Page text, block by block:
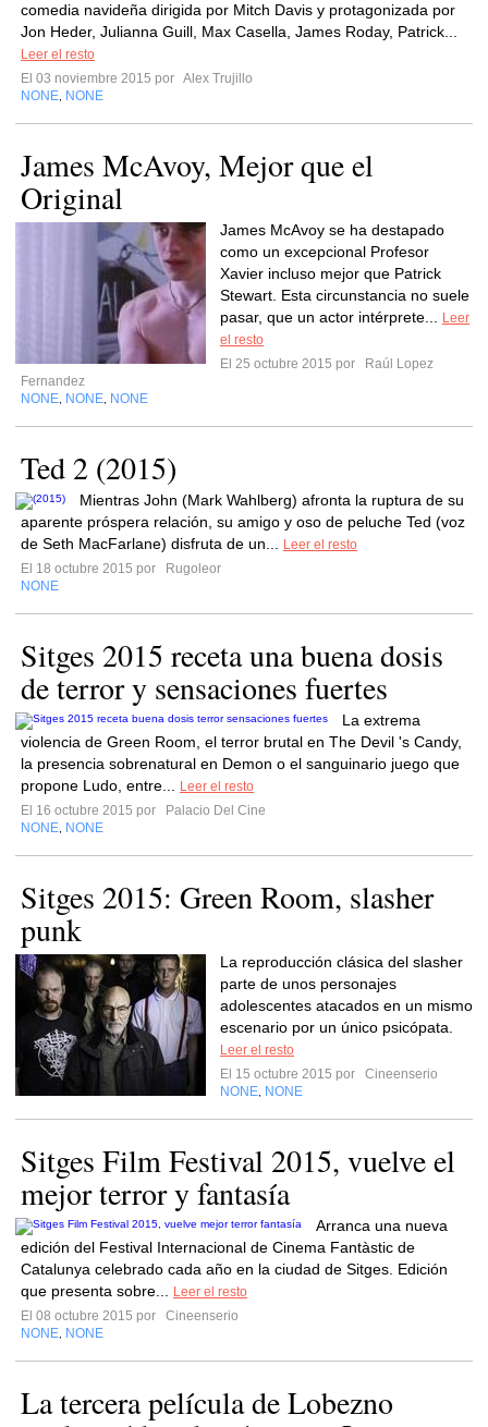
comedia navideña dirigida por Mitch Davis y protagonizada por
Jon Heder, Julianna Guill, Max Casella, James Roday, Patrick...
Leer el resto
El 03 noviembre 2015 por Alex Trujillo
NONE NONE
James McAvoy, Mejor que el
Original
James McAvoy se ha destapado
como un excepcional Profesor
Xavier incluso mejor que Patrick
Stewart. Esta circunstancia no suele
pasar, que un actor intérprete...
Leer
el resto
El 25 octubre 2015 por
Raúl Lopez
Fernandez
NONE NONE NONE
Ted 2 (2015)
Mientras John (Mark Wahlberg) afronta la ruptura de su
aparente próspera relación, su amigo y oso de peluche Ted (voz
de Seth MacFarlane) disfruta de un...
Leer el resto
El 18 octubre 2015 por
Rugoleor
NONE
Sitges 2015 receta una buena dosis
de terror y sensaciones fuertes
La extrema
violencia de Green Room, el terror brutal en The Devil 's Candy,
la presencia sobrenatural en Demon o el sanguinario juego que
propone Ludo, entre...
Leer el resto
El 16 octubre 2015 por
Palacio Del Cine
NONE NONE
Sitges 2015: Green Room, slasher
punk
La reproducción clásica del slasher
parte de unos personajes
adolescentes atacados en un mismo
escenario por un único psicópata.
Leer el resto
El 15 octubre 2015 por
Cineenserio
NONE NONE
Sitges Film Festival 2015, vuelve el
mejor terror y fantasía
Arranca una nueva
edición del Festival Internacional de Cinema Fantàstic de
Catalunya celebrado cada año en la ciudad de Sitges. Edición
que presenta sobre...
Leer el resto
El 08 octubre 2015 por
Cineenserio
NONE NONE
La tercera película de Lobezno